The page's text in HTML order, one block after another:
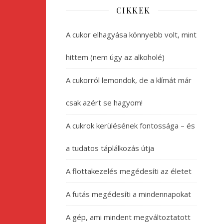
CIKKEK
A cukor elhagyása könnyebb volt, mint
hittem (nem úgy az alkoholé)
A cukorról lemondok, de a klímát már
csak azért se hagyom!
A cukrok kerülésének fontossága – és
a tudatos táplálkozás útja
A flottakezelés megédesíti az életet
A futás megédesíti a mindennapokat
A gép, ami mindent megváltoztatott